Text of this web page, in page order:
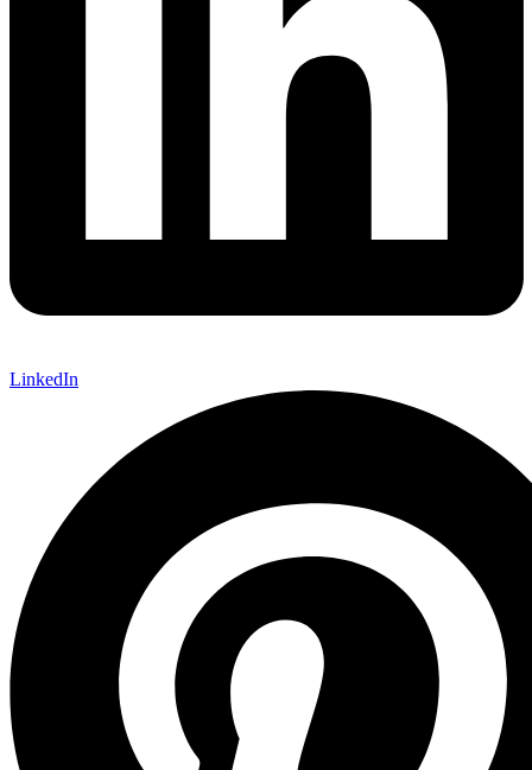
LinkedIn